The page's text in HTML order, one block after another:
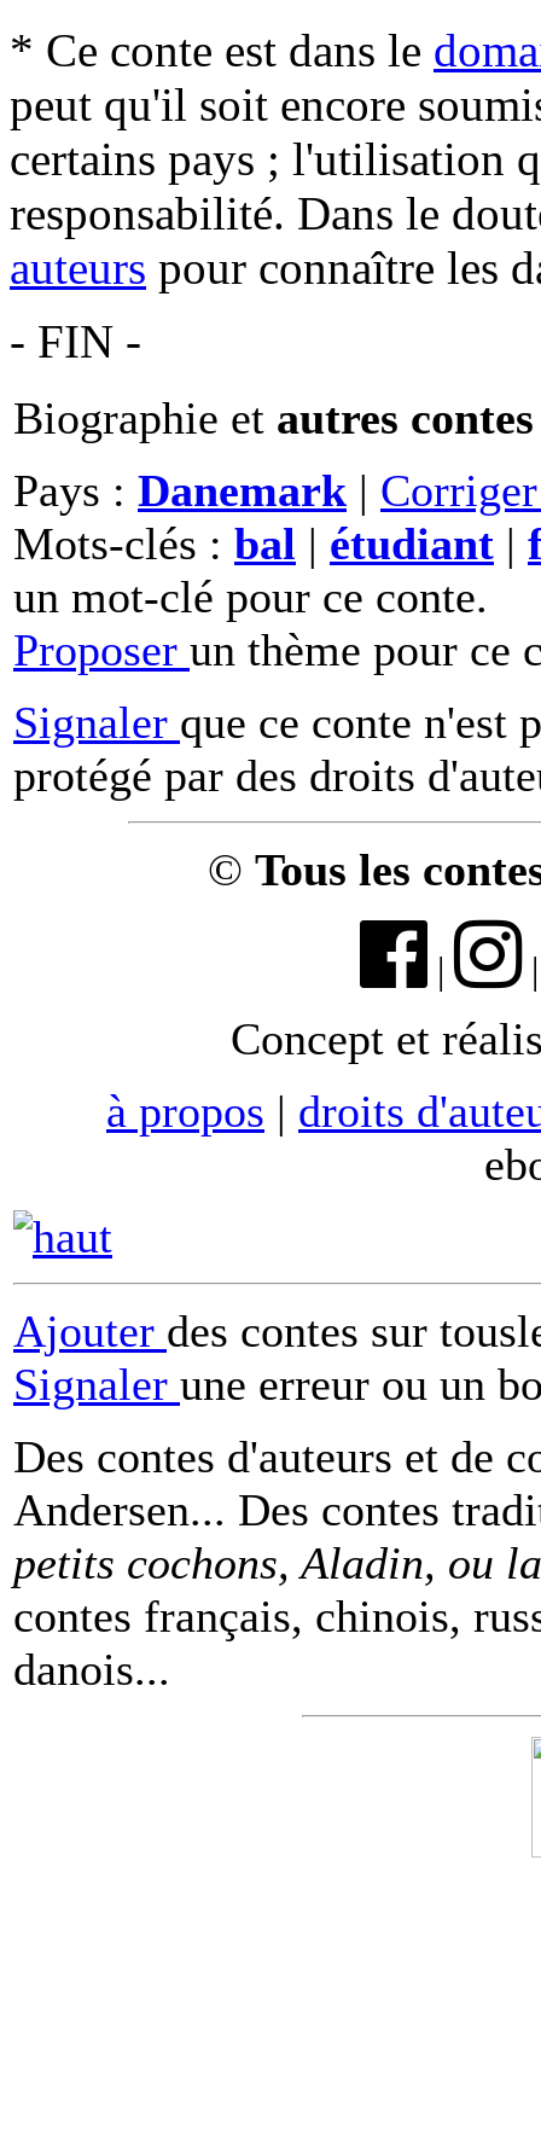
* Ce conte est dans le
peut qu'il soit encore
certains pays ; l'utilisation
responsabilité. Dans le
auteurs pour connaître les
- FIN -
Biographie et autres contes
Pays : Danemark |
Mots-clés : bal | étudiant |
un mot-clé pour ce conte.
Proposer un thème pour ce
Signaler que ce conte n'est
protégé par des droits
© Tous les
|
Concept et
à propos | droits
Ajouter des contes sur
Signaler une erreur ou un
Des contes d'auteurs et de
Andersen... Des contes
petits cochons, Aladin, ou
contes français, chinois,
danois...